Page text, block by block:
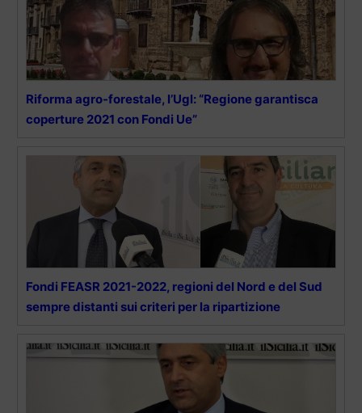
Riforma agro-forestale, l’Ugl: “Regione garantisca
coperture 2021 con Fondi Ue”
Fondi FEASR 2021-2022, regioni del Nord e del Sud
sempre distanti sui criteri per la ripartizione